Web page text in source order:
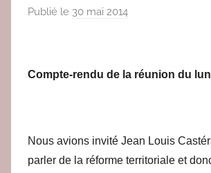
Publié le 30 mai 2014
c
Compte-rendu de la réunion du
Nous avions invité Jean Louis
parler de la réforme territoriale et